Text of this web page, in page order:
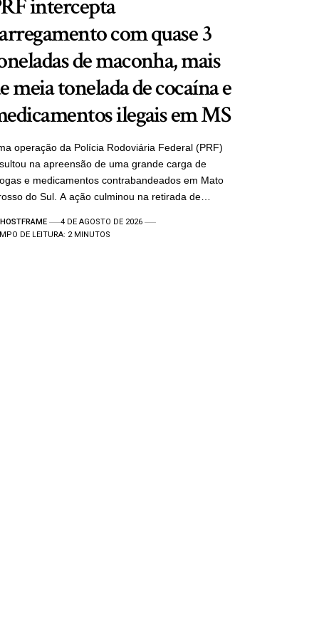
intercepta
com quase 3
de maconha, mais
meia tonelada de cocaína e
ilegais em MS
operação da Polícia Rodoviária Federal (PRF)
na apreensão de uma grande carga de
e medicamentos contrabandeados em Mato
do Sul. A ação culminou na retirada de…
HOSTFRAME
4 DE AGOSTO DE 2026
DE LEITURA: 2 MINUTOS